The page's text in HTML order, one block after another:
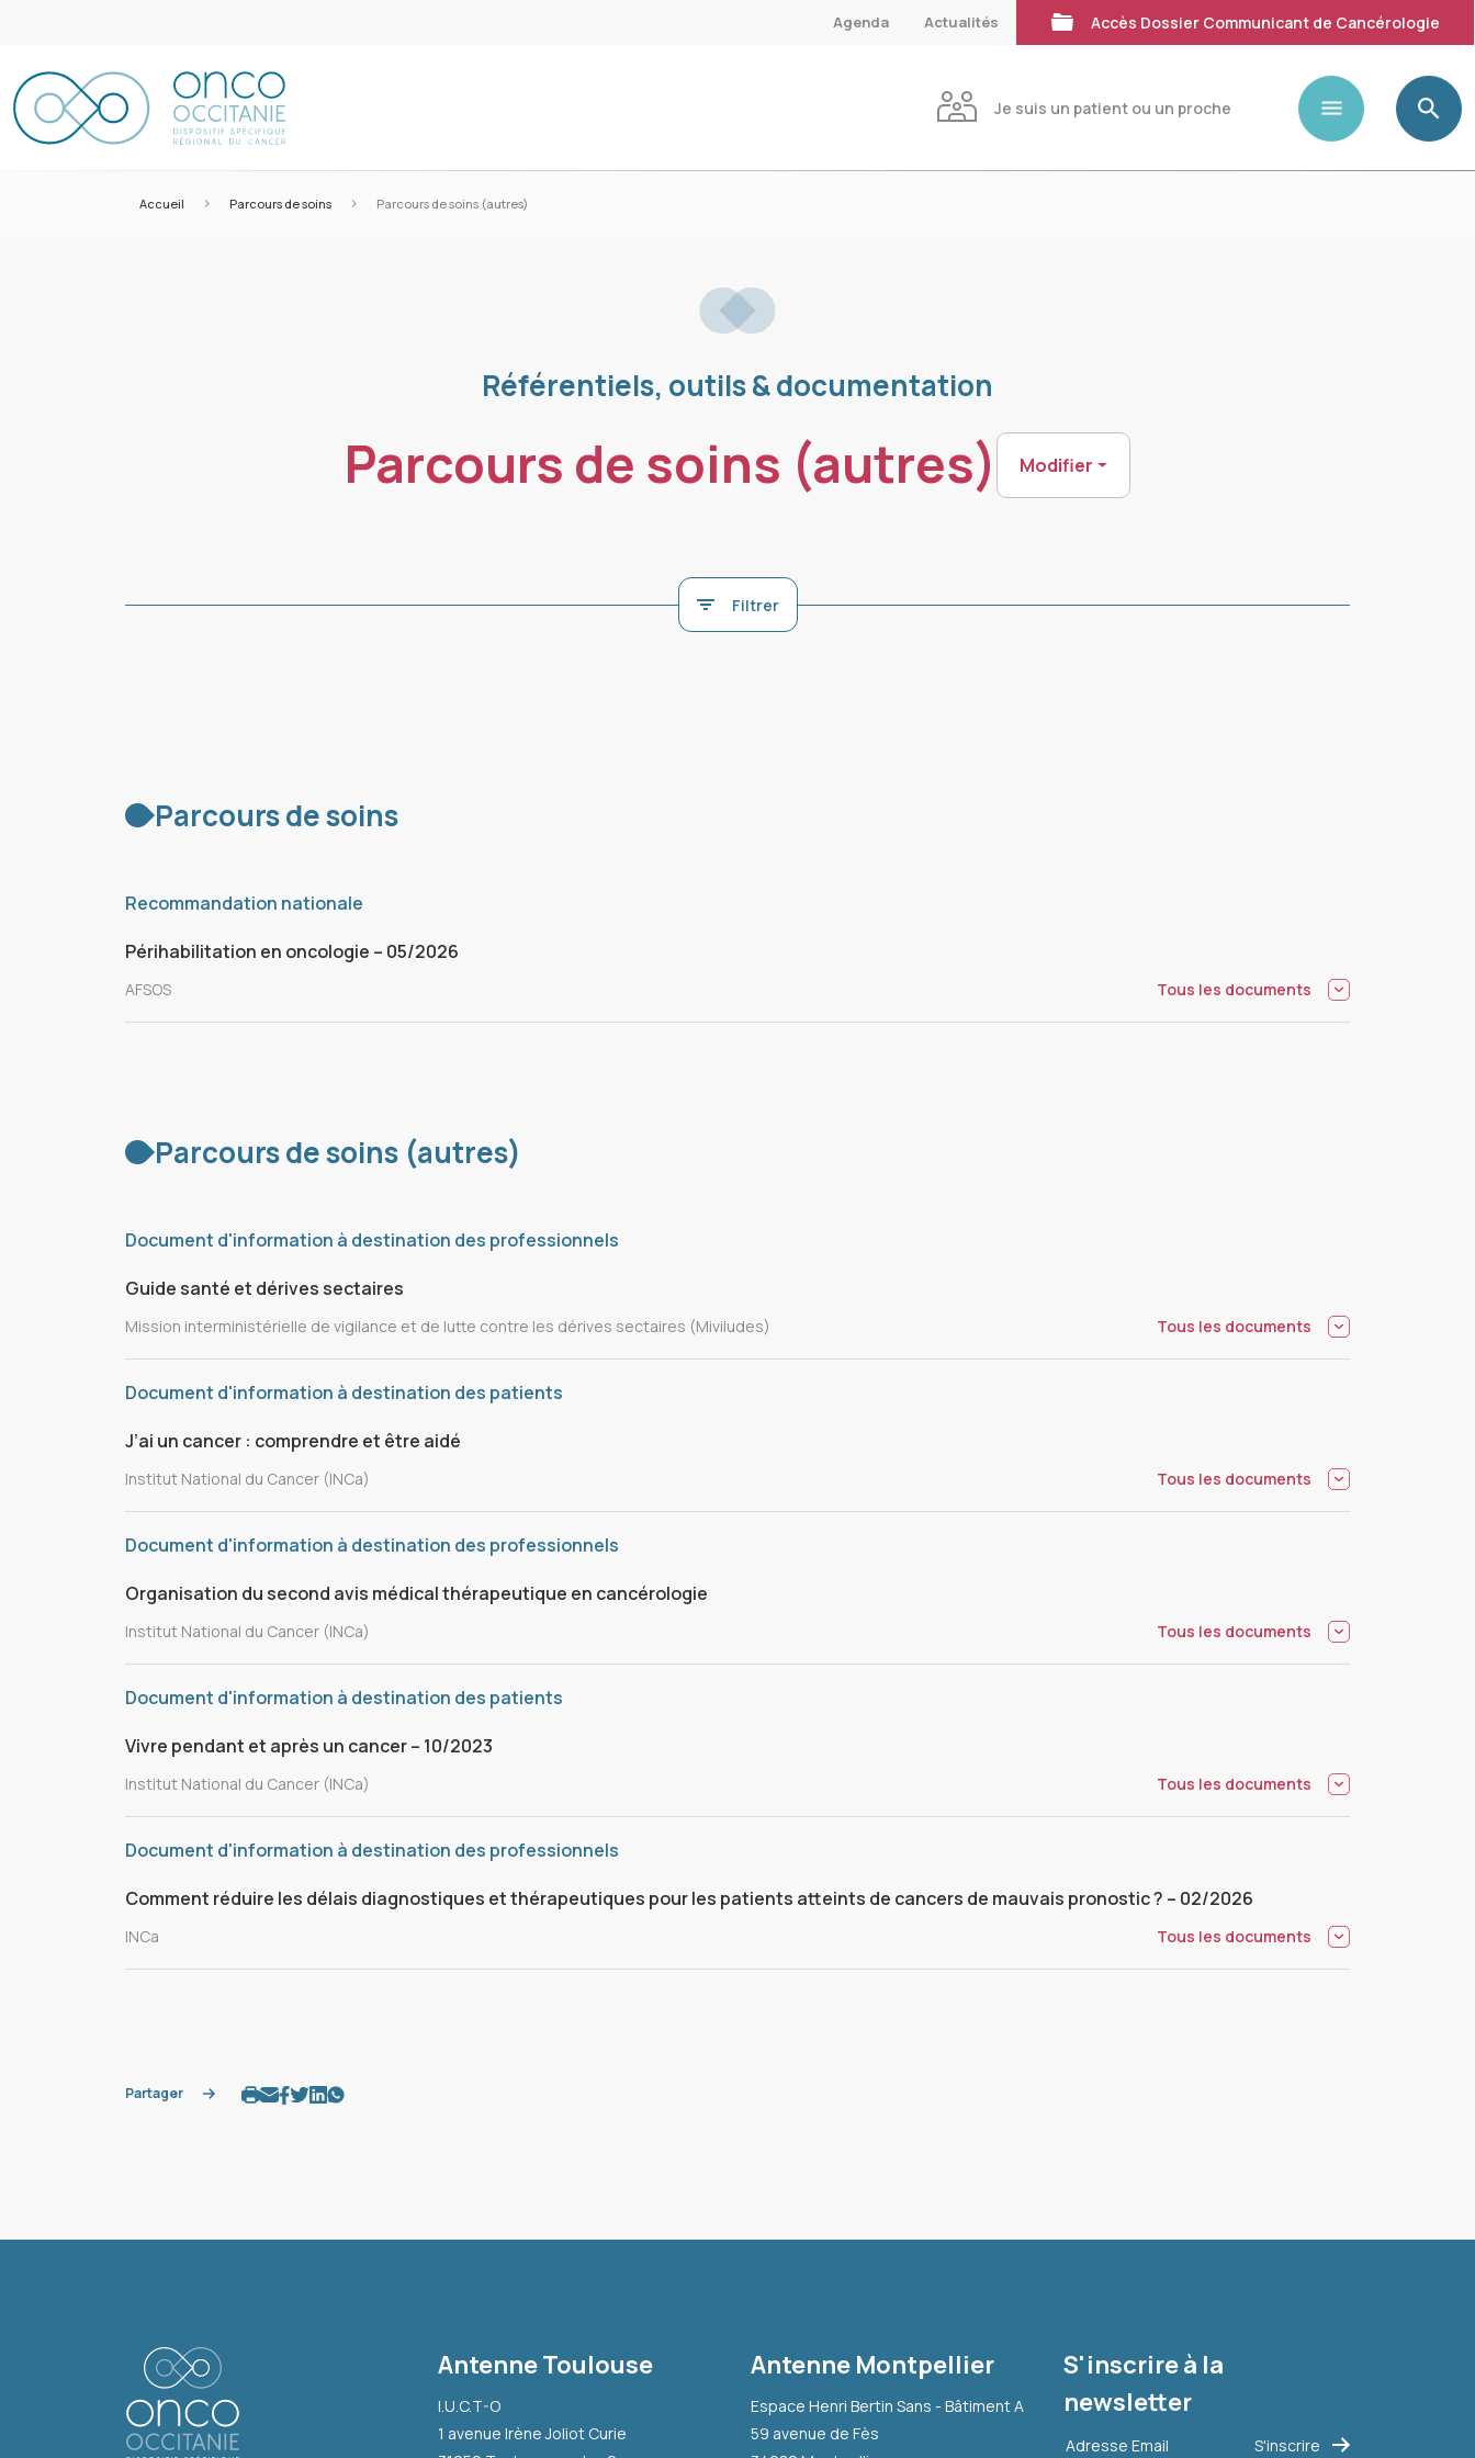
Agenda Actualités Accès Dossier Communicant de Cancérologie
Je suis un patient ou un proche
Accueil > Parcours de soins > Parcours de soins (autres)
Référentiels, outils & documentation
Parcours de soins (autres) Modifier
Filtrer
Parcours de soins
Recommandation nationale
Périhabilitation en oncologie – 05/2026
AFSOS Tous les documents
Parcours de soins (autres)
Document d'information à destination des professionnels
Guide santé et dérives sectaires
Mission interministérielle de vigilance et de lutte contre les dérives sectaires (Miviludes) Tous les documents
Document d'information à destination des patients
J’ai un cancer : comprendre et être aidé
Institut National du Cancer (INCa) Tous les documents
Document d'information à destination des professionnels
Organisation du second avis médical thérapeutique en cancérologie
Institut National du Cancer (INCa) Tous les documents
Document d'information à destination des patients
Vivre pendant et après un cancer – 10/2023
Institut National du Cancer (INCa) Tous les documents
Document d'information à destination des professionnels
Comment réduire les délais diagnostiques et thérapeutiques pour les patients atteints de cancers de mauvais pronostic ? – 02/2026
INCa Tous les documents
Partager
Antenne Toulouse
I.U.C.T-O
1 avenue Irène Joliot Curie
Antenne Montpellier
Espace Henri Bertin Sans - Bâtiment A
59 avenue de Fès
S'inscrire à la
newsletter